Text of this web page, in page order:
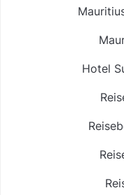
Hotel